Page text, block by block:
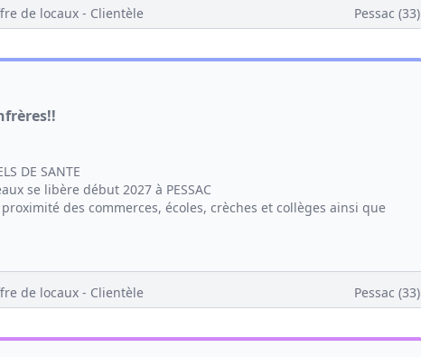
de locaux - Clientèle Pessac (33)
DE SANTE
se libère début 2027 à PESSAC
des commerces, écoles, crèches et collèges ainsi que
de locaux - Clientèle Pessac (33)